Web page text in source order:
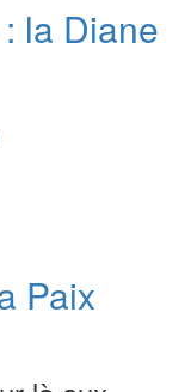
la Diane
Paix